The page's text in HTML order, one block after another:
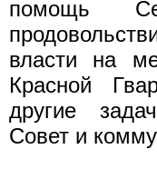
помощь
власти на
Красной
другие
Совет и